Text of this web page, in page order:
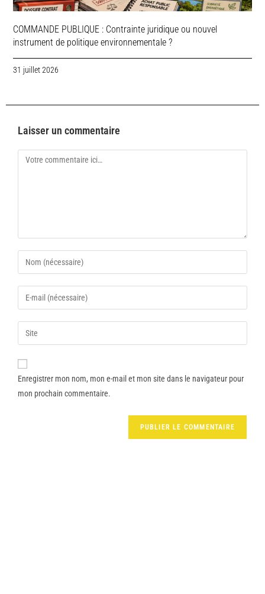
COMMANDE PUBLIQUE : Contrainte juridique ou nouvel
instrument de politique environnementale ?
31 juillet 2026
Laisser un commentaire
Enregistrer mon nom, mon e-mail et mon site dans le navigateur pour
mon prochain commentaire.